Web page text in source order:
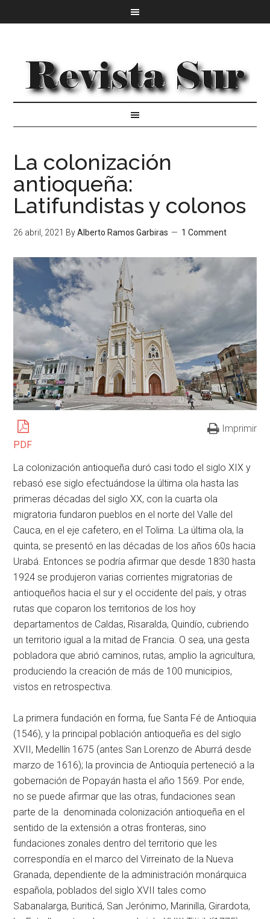
La colonización
antioqueña:
Latifundistas y colonos
26 abril, 2021 ByAlberto Ramos Garbiras 1 Comment
PDF
Imprimir
La colonización antioqueña duró casi todo el siglo XIX y
rebasó ese siglo efectuándose la última ola hasta las
primeras décadas del siglo XX, con la cuarta ola
migratoria fundaron pueblos en el norte del Valle del
Cauca, en el eje cafetero, en el Tolima. La última ola, la
quinta, se presentó en las décadas de los años 60s hacia
Urabá. Entonces se podría afirmar que desde 1830 hasta
1924 se produjeron varias corrientes migratorias de
antioqueños hacia el sur y el occidente del país, y otras
rutas que coparon los territorios de los hoy
departamentos de Caldas, Risaralda, Quindío, cubriendo
un territorio igual a la mitad de Francia. O sea, una gesta
pobladora que abrió caminos, rutas, amplio la agricultura,
produciendo la creación de más de 100 municipios,
vistos en retrospectiva.
La primera fundación en forma, fue Santa Fé de Antioquia
(1546), y la principal población antioqueña es del siglo
XVII, Medellín 1675 (antes San Lorenzo de Aburrá desde
marzo de 1616); la provincia de Antioquía perteneció a la
gobernación de Popayán hasta el año 1569. Por ende,
no se puede afirmar que las otras, fundaciones sean
parte de la denominada colonización antioqueña en el
sentido de la extensión a otras fronteras, sino
fundaciones zonales dentro del territorio que les
correspondía en el marco del Virreinato de la Nueva
Granada, dependiente de la administración monárquica
española, poblados del siglo XVII tales como
Sabanalarga, Buriticá, San Jerónimo, Marinilla, Girardota,